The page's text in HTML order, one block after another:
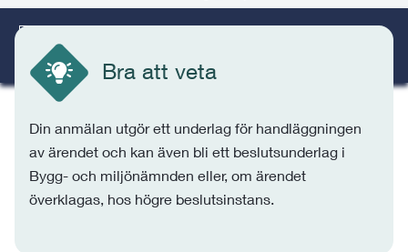
Bra att veta
Din anmälan utgör ett underlag för handläggningen
av ärendet och kan även bli ett beslutsunderlag i
Bygg- och miljönämnden eller, om ärendet
överklagas, hos högre beslutsinstans.